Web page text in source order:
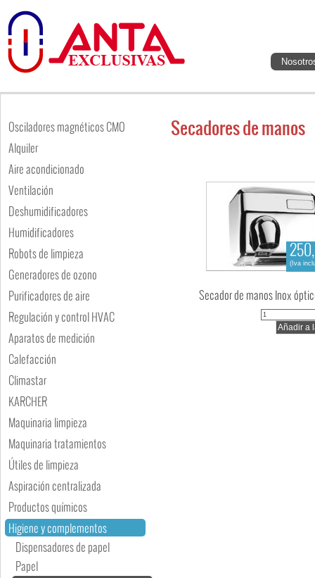
Osciladores magnéticos CMO
Alquiler
Aire acondicionado
Ventilación
Deshumidificadores
Humidificadores
Robots de limpieza
Generadores de ozono
Purificadores de aire
Regulación y control HVAC
Aparatos de medición
Calefacción
Climastar
KARCHER
Maquinaria limpieza
Maquinaria tratamientos
Útiles de limpieza
Aspiración centralizada
Productos químicos
Higiene y complementos
Dispensadores de papel
Papel
Secadores de manos
Secador de manos Inox
(Iva